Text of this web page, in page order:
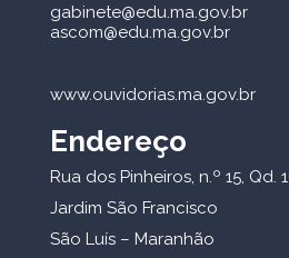
gabinete@edu.ma.gov.br
ascom@edu.ma.gov.br
www.ouvidorias.ma.gov.br
Endereço
Rua dos Pinheiros, n.º 15, Qd.
Jardim São Francisco
São Luís – Maranhão